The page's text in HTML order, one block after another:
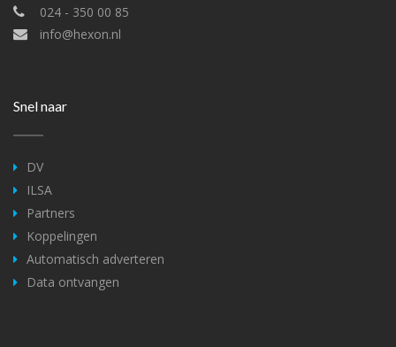
024 - 350 00 85
info@hexon.nl
Snel naar
DV
ILSA
Partners
Koppelingen
Automatisch adverteren
Data ontvangen